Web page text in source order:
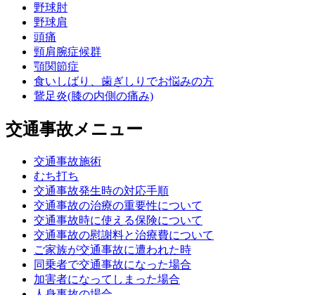
野球肘
野球肩
頭痛
頸肩腕症候群
顎関節症
食いしばり、歯ぎしりでお悩みの方
鵞足炎(膝の内側の痛み)
交通事故メニュー
交通事故施術
むち打ち
交通事故発生時の対応手順
交通事故の治療の重要性について
交通事故時に使える保険について
交通事故の慰謝料と治療費について
ご家族が交通事故に遭われた時
同乗者で交通事故になった場合
加害者になってしまった場合